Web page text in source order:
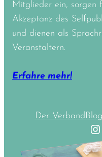
Mitglieder ein, sorgen
Akzeptanz des
und dienen als
Veranstaltern.
Erfahre mehr!
Der VerbandBlog
Instagram